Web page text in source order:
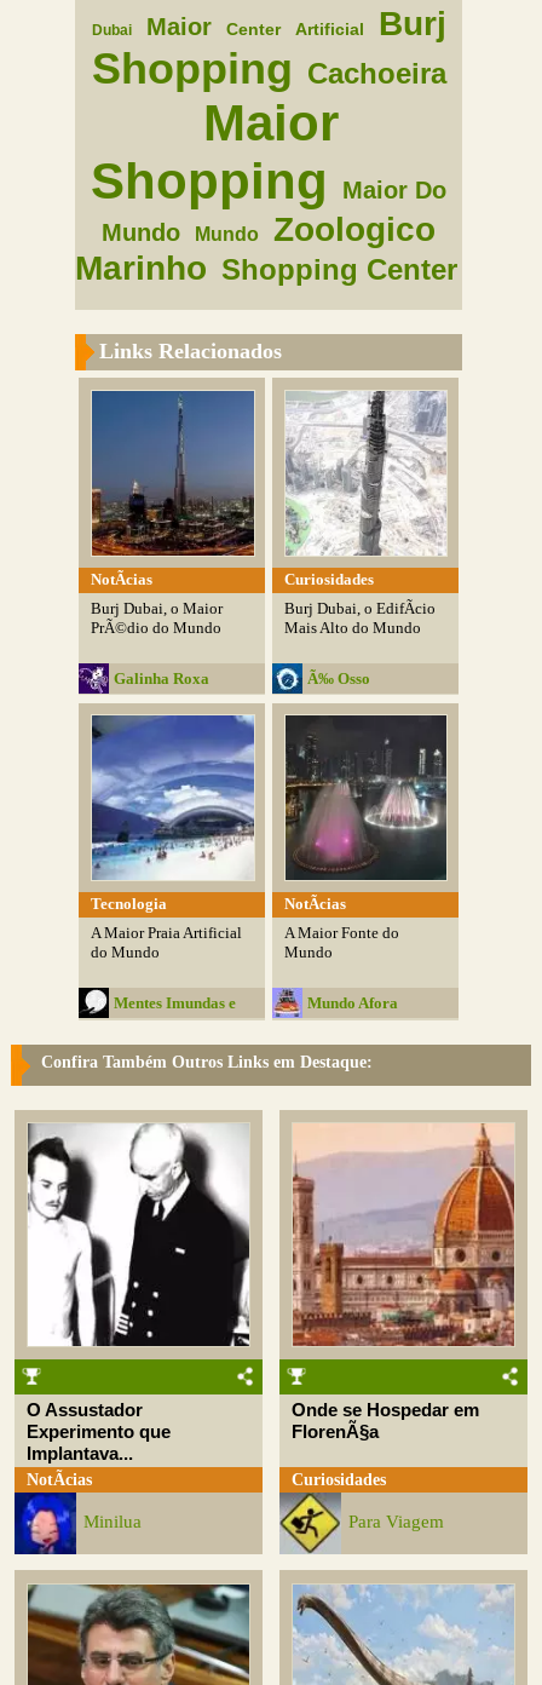
Dubai Maior Center Artificial Burj
Shopping Cachoeira
Maior
Shopping
Maior Do
Mundo
Mundo
Zoologico
Marinho Shopping Center
Links Relacionados
NotÃ­cias
Burj Dubai, o Maior
PrÃ©dio do Mundo
Galinha Roxa
Curiosidades
Burj Dubai, o EdifÃ­cio
Mais Alto do Mundo
Ã‰ Osso
Tecnologia
A Maior Praia Artificial
do Mundo
Mentes Imundas e
NotÃ­cias
A Maior Fonte do
Mundo
Mundo Afora
Confira Também Outros Links em Destaque:
O Assustador
Experimento que
Implantava...
NotÃ­cias
Minilua
Onde se Hospedar em
FlorenÃ§a
Curiosidades
Para Viagem